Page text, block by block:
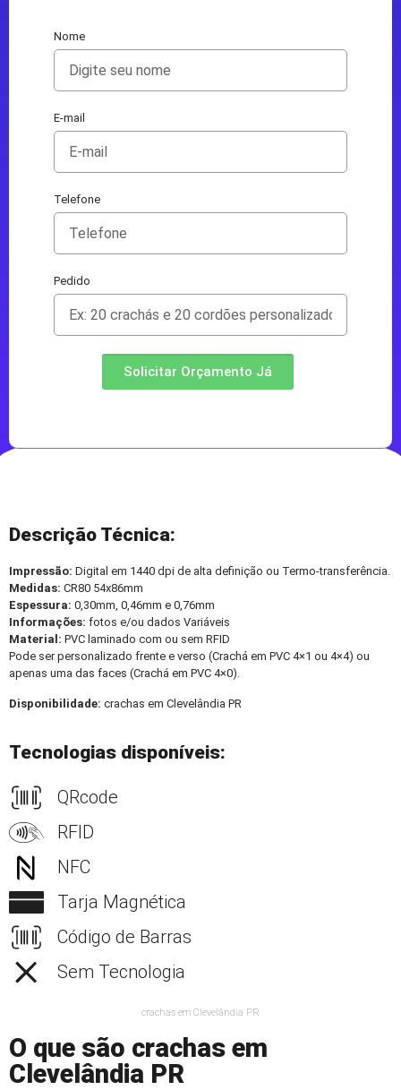
Nome
E-mail
Telefone
Pedido
Solicitar Orçamento Já
Descrição Técnica:
Impressão: Digital em 1440 dpi de alta definição ou Termo-transferência.
Medidas: CR80 54x86mm
Espessura: 0,30mm, 0,46mm e 0,76mm
Informações: fotos e/ou dados Variáveis
Material: PVC laminado com ou sem RFID
Pode ser personalizado frente e verso (Crachá em PVC 4×1 ou 4×4) ou
apenas uma das faces (Crachá em PVC 4×0).
Disponibilidade: crachas em Clevelândia PR
Tecnologias disponíveis:
QRcode
RFID
NFC
Tarja Magnética
Código de Barras
Sem Tecnologia
crachas em Clevelândia PR
O que são crachas em
Clevelândia PR